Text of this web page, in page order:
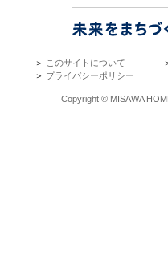
＞ このサイトについて
＞ プライバシーポリシー
Copyright © MISAWA